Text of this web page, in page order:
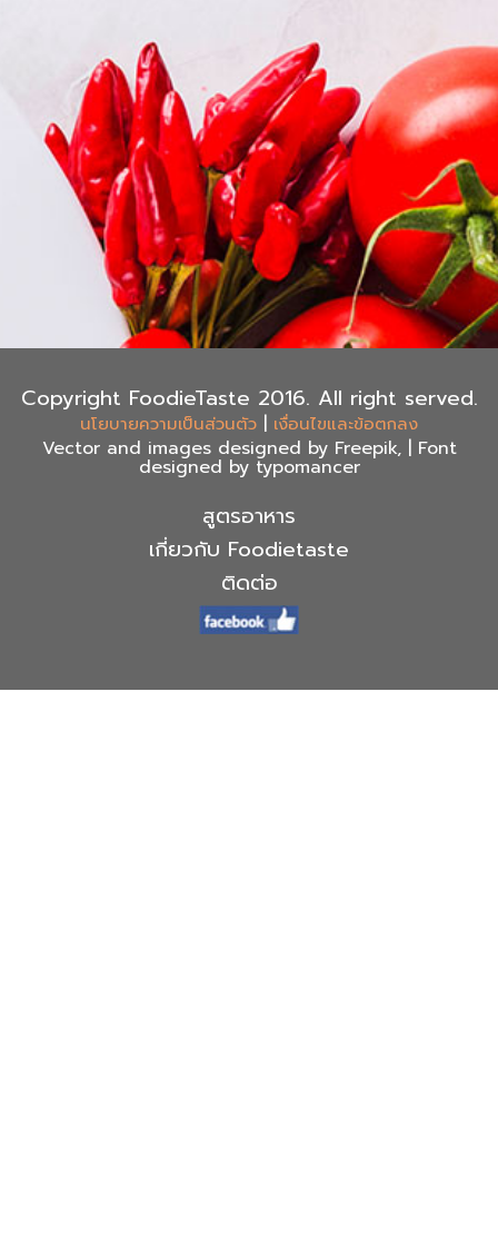
Copyright FoodieTaste 2016. All right served.
นโยบายความเป็นส่วนตัว | เงื่อนไขและข้อตกลง
Vector and images designed by Freepik, | Font
designed by typomancer
สูตรอาหาร
เกี่ยวกับ Foodietaste
ติดต่อ